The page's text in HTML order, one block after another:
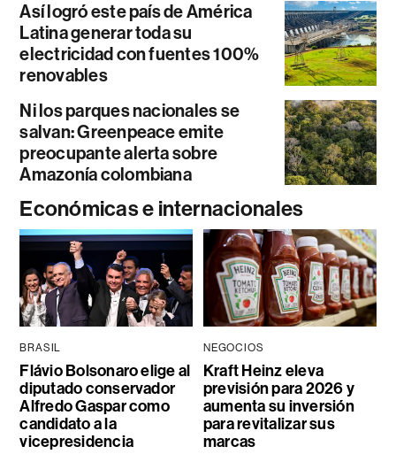
Así logró este país de América
Latina generar toda su
electricidad con fuentes 100%
renovables
Ni los parques nacionales se
salvan: Greenpeace emite
preocupante alerta sobre
Amazonía colombiana
Económicas e internacionales
BRASIL
Flávio Bolsonaro elige al
diputado conservador
Alfredo Gaspar como
candidato a la
vicepresidencia
NEGOCIOS
Kraft Heinz eleva
previsión para 2026 y
aumenta su inversión
para revitalizar sus
marcas